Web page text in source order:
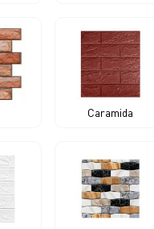
Caramida